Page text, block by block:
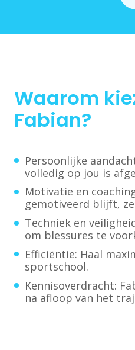
Waarom
Fabian?
Persoonlijke
volledig op jou is
Motivatie en
gemotiveerd blijft,
Techniek en
om blessures te
Efficiëntie: Haal
sportschool.
Kennisoverdracht:
na afloop van het